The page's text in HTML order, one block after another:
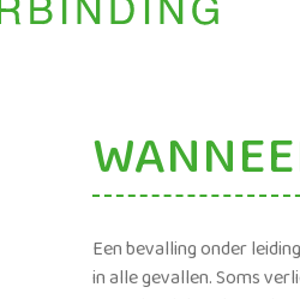
Een bevalling onder
in alle gevallen. Soms